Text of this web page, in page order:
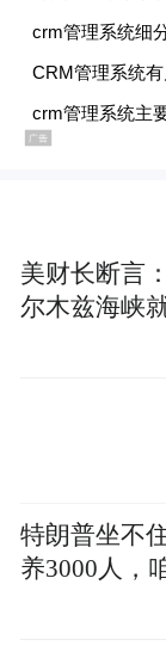
建设国际
作。新时期
力、更有
艺、讲述中国
美财长断言
尔木兹海峡
特朗普坐不
养3000人，